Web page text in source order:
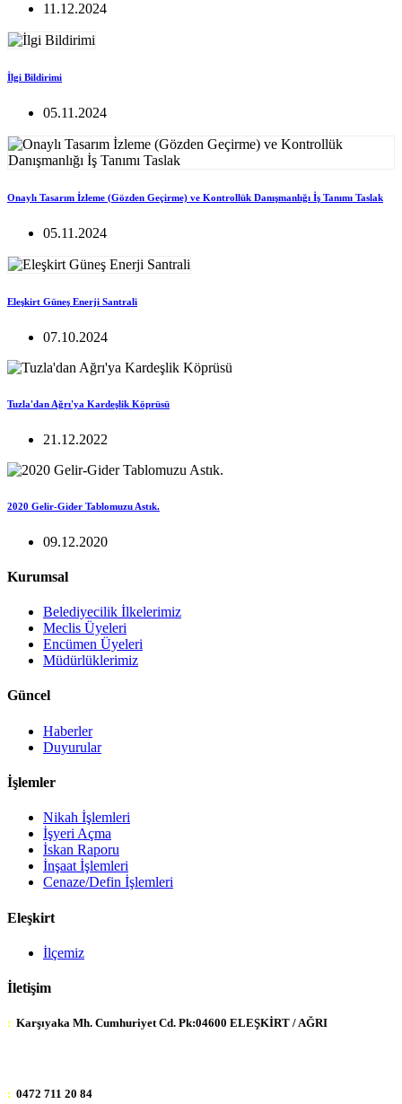
11.12.2024
İlgi Bildirimi
05.11.2024
Onaylı Tasarım İzleme (Gözden Geçirme) ve Kontrollük Danışmanlığı İş Tanımı Taslak
05.11.2024
Eleşkirt Güneş Enerji Santrali
07.10.2024
Tuzla'dan Ağrı'ya Kardeşlik Köprüsü
21.12.2022
2020 Gelir-Gider Tablomuzu Astık.
09.12.2020
Kurumsal
Belediyecilik İlkelerimiz
Meclis Üyeleri
Encümen Üyeleri
Müdürlüklerimiz
Güncel
Haberler
Duyurular
İşlemler
Nikah İşlemleri
İşyeri Açma
İskan Raporu
İnşaat İşlemleri
Cenaze/Defin İşlemleri
Eleşkirt
İlçemiz
İletişim
: Karşıyaka Mh. Cumhuriyet Cd. Pk:04600 ELEŞKİRT / AĞRI
: 0472 711 20 84